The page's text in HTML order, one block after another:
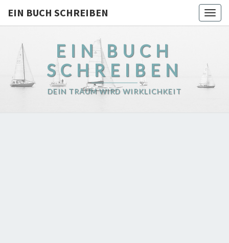
EIN BUCH SCHREIBEN
EIN BUCH
SCHREIBEN
DEIN TRAUM WIRD WIRKLICHKEIT